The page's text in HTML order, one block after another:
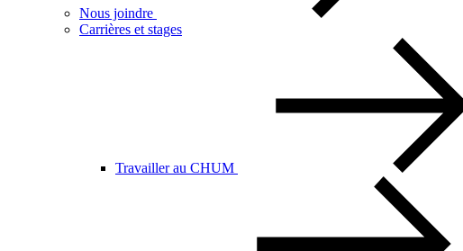
Nous joindre
Carrières et stages
Travailler au CHUM